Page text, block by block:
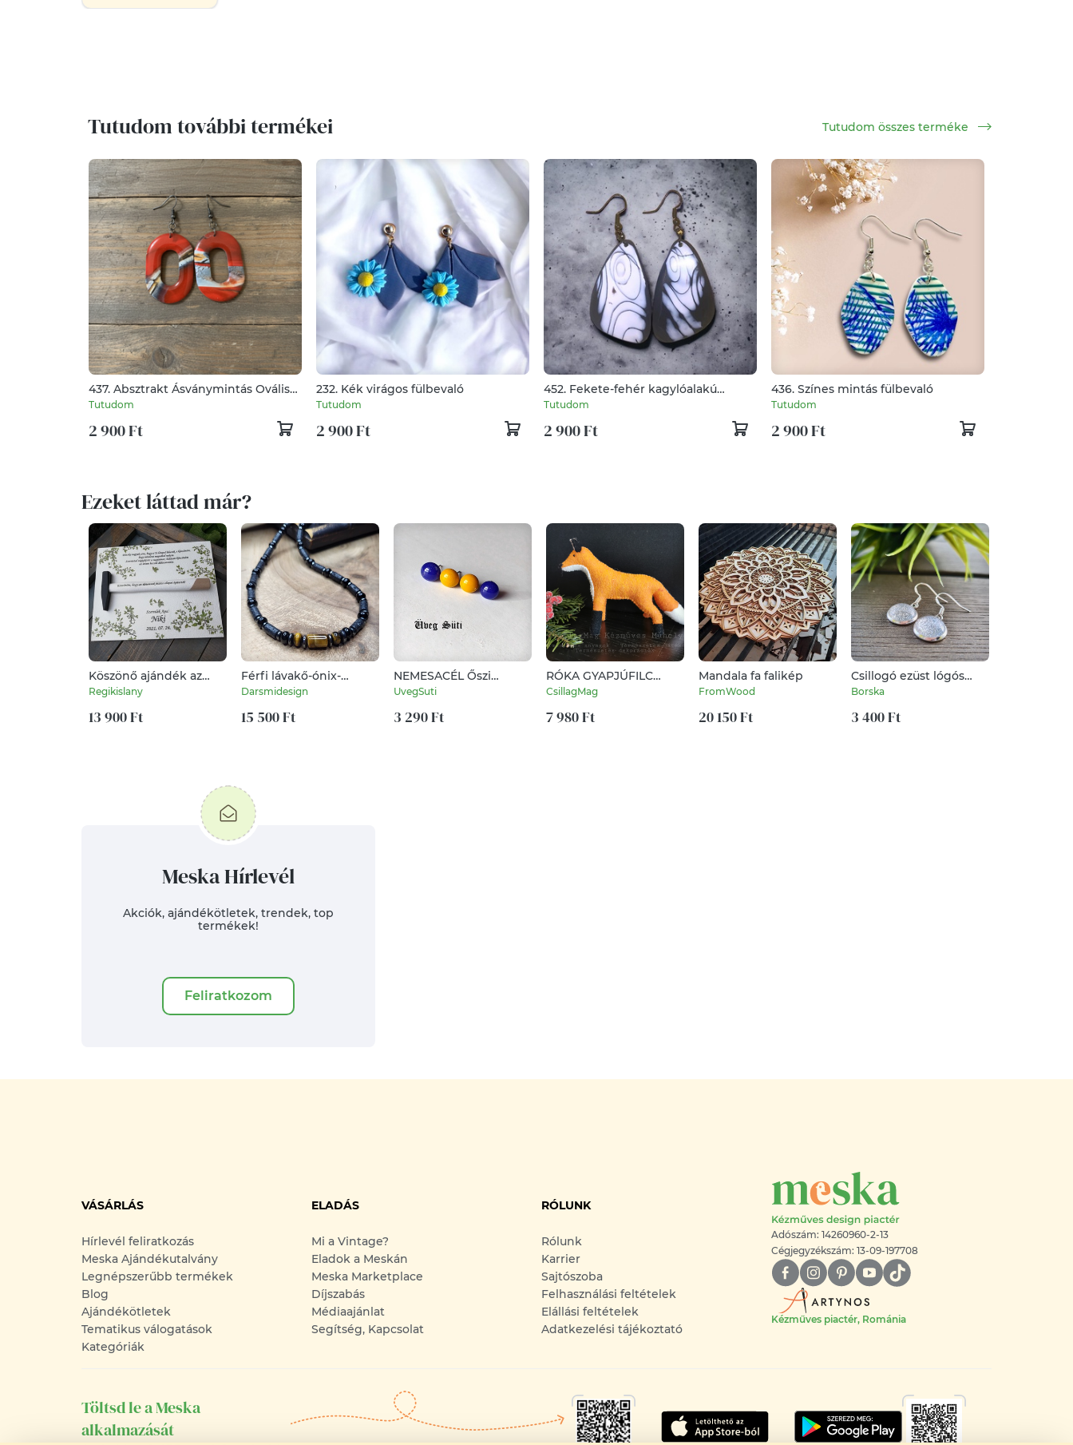
Tutudom további termékei Tutudom összes terméke
437. Absztrakt Ásványmintás Ovális
Fülbevaló – Tüzes Vörös
Tutudom
2 900 Ft
232. Kék virágos fülbevaló
Tutudom
2 900 Ft
452. Fekete-fehér kagylóalakú
fülbevaló
Tutudom
2 900 Ft
436. Színes mintás fülbevaló
Tutudom
2 900 Ft
Ezeket láttad már?
Köszönő ajándék az
apukáknak,
anyukáknak, személyre
szabottan. :-)
Regikislany
13 900 Ft
Férfi lávakő-ónix-
tigrisszem nyaklánc
Darsmidesign
15 500 Ft
NEMESACÉL Őszi
apróságok,
Mustársárga, királykék
fülbevaló csomag
üvegékszer
UvegSuti
3 290 Ft
RÓKA GYAPJÚFILC
CSILLAGMAG-
ÁLLATFIGURA
TERMÉSZETES
ANYAGOK GYAPJÚFILC
CsillagMag
7 980 Ft
Mandala fa falikép
FromWood
20 150 Ft
Csillogó ezüst lógós
fülbevaló
Borska
3 400 Ft
Meska Hírlevél
Akciók, ajándékötletek, trendek, top
termékek!
Feliratkozom
VÁSÁRLÁS
Hírlevél feliratkozás
Meska Ajándékutalvány
Legnépszerűbb termékek
Blog
Ajándékötletek
Tematikus válogatások
Kategóriák
ELADÁS
Mi a Vintage?
Eladok a Meskán
Meska Marketplace
Díjszabás
Médiaajánlat
Segítség, Kapcsolat
RÓLUNK
Rólunk
Karrier
Sajtószoba
Felhasználási feltételek
Elállási feltételek
Adatkezelési tájékoztató
Adószám: 14260960-2-13
Cégjegyzékszám: 13-09-197708
Kézműves piactér, Románia
Töltsd le a Meska
alkalmazását